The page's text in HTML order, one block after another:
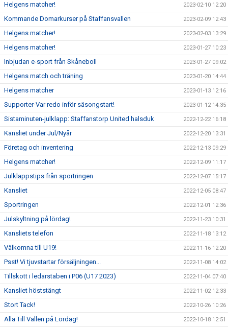
Helgens matcher! 2023-02-10 12:20
Kommande Domarkurser på Staffansvallen 2023-02-09 12:43
Helgens matcher! 2023-02-03 13:29
Helgens matcher! 2023-01-27 10:23
Inbjudan e-sport från Skåneboll 2023-01-27 09:02
Helgens match och träning 2023-01-20 14:44
Helgens matcher 2023-01-13 12:16
Supporter-Var redo inför säsongstart! 2023-01-12 14:35
Sistaminuten-julklapp: Staffanstorp United halsduk 2022-12-22 16:18
Kansliet under Jul/Nyår 2022-12-20 13:31
Företag och inventering 2022-12-13 09:29
Helgens matcher! 2022-12-09 11:17
Julklappstips från sportringen 2022-12-07 15:17
Kansliet 2022-12-05 08:47
Sportringen 2022-12-01 12:36
Julskyltning på lördag! 2022-11-23 10:31
Kansliets telefon 2022-11-18 13:12
Välkomna till U19! 2022-11-16 12:20
Psst! Vi tjuvstartar försäljningen... 2022-11-08 14:02
Tillskott i ledarstaben i P06 (U17 2023) 2022-11-04 07:40
Kansliet höststängt 2022-11-02 12:33
Stort Tack! 2022-10-26 10:26
Alla Till Vallen på Lördag! 2022-10-18 12:51